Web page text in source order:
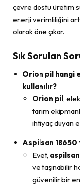
çevre dostu üretim
enerji verimliliğini
olarak öne çıkar.
Sık Sorulan
Orion pil hangi
kullanılır?
Orion pil,
tarım
ihtiyaç duyan
Aspilsan 18650
Evet,
ve taşınabilir
güvenilir bir